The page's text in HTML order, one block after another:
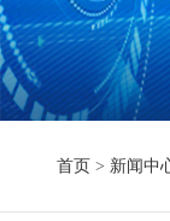
首页 > 新闻中